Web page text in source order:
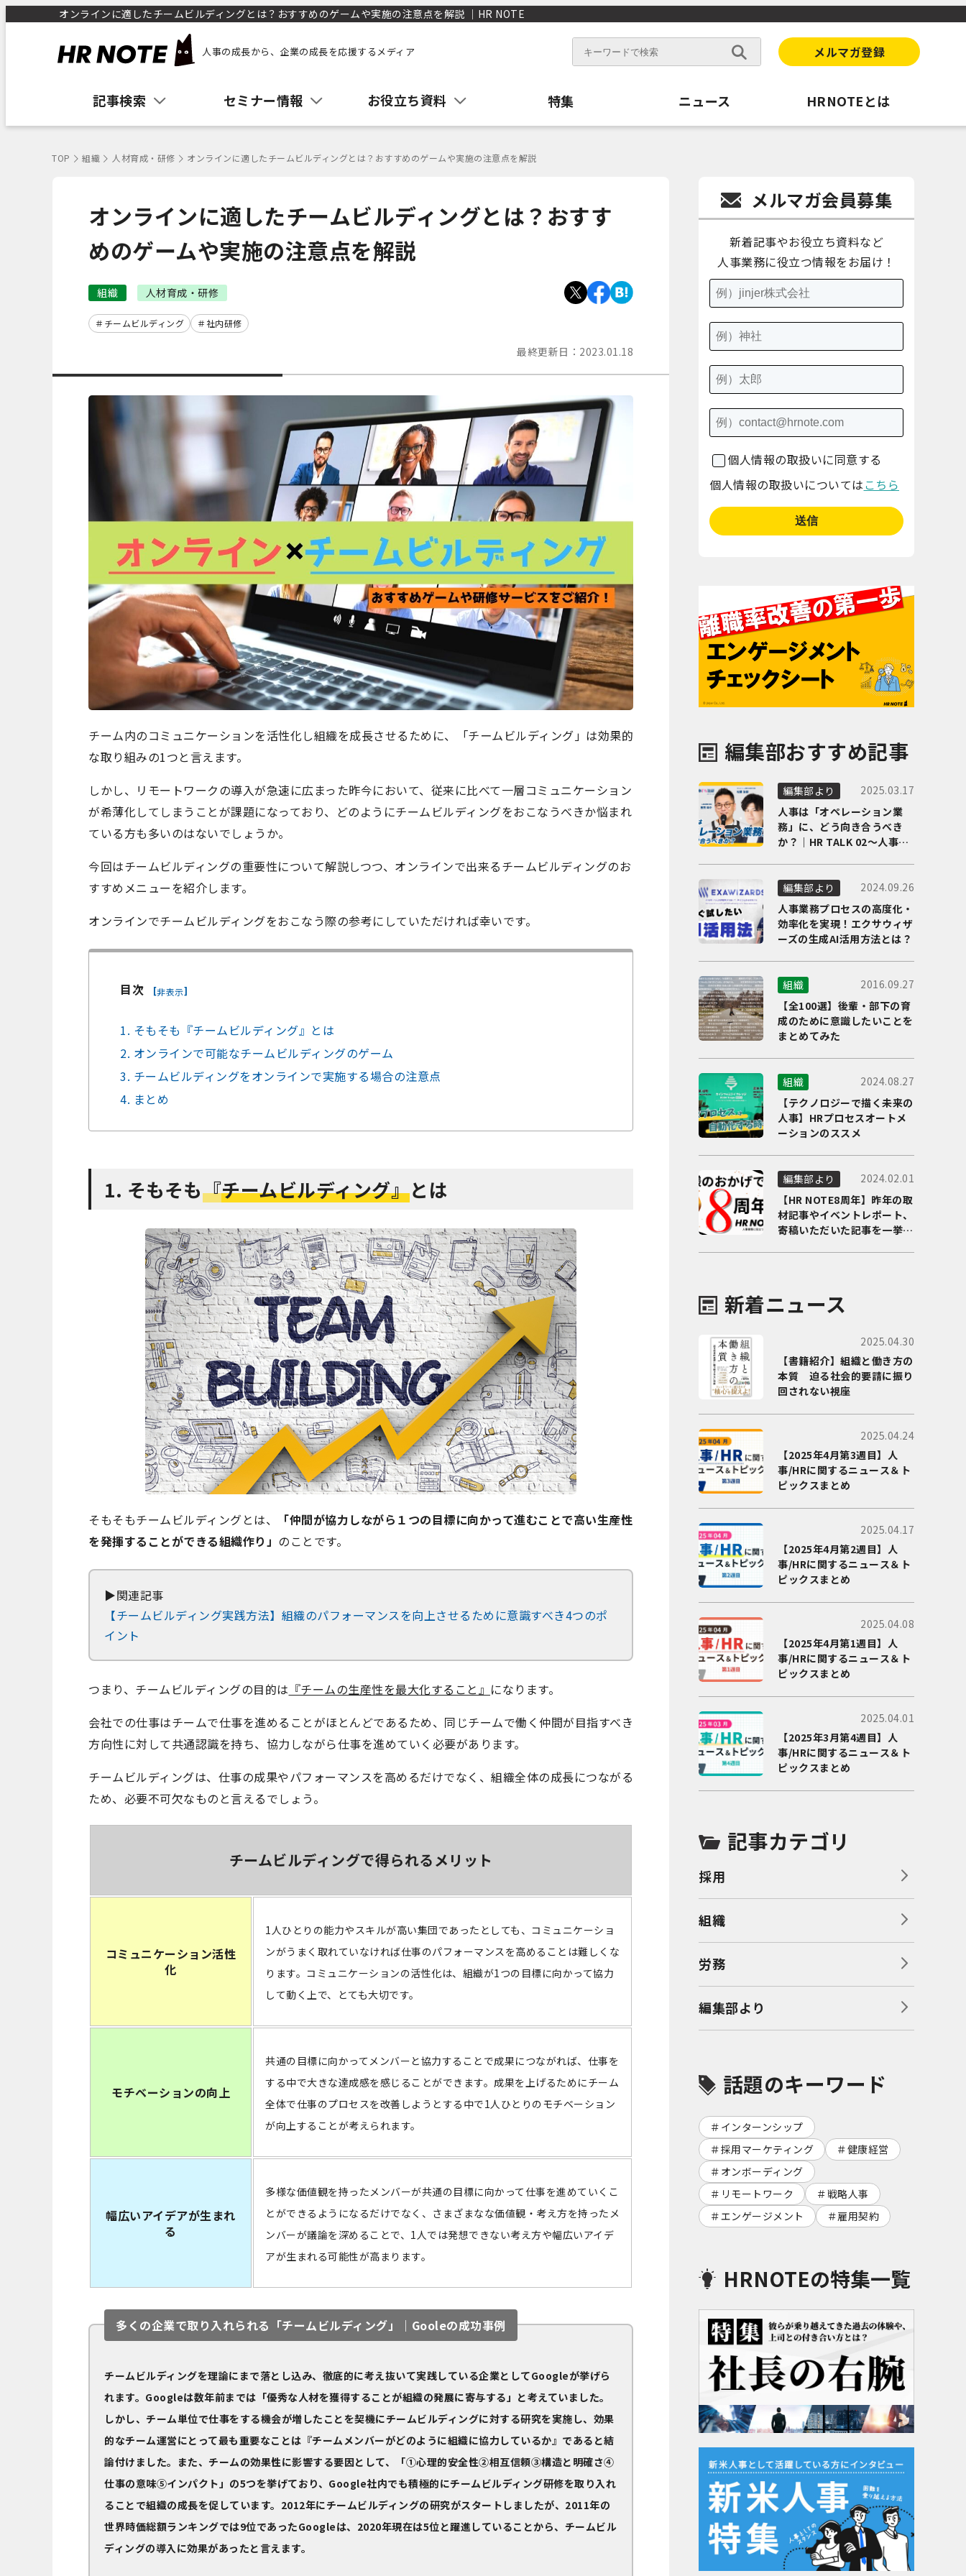
オンラインに適したチームビルディングとは？おすすめのゲームや実施の注意点を解説 ｜HR NOTE
人事の成長から、企業の成長を応援するメディア メルマガ登録
記事検索 セミナー情報 お役立ち資料 特集 ニュース HRNOTEとは
TOP 組織 人材育成・研修 オンラインに適したチームビルディングとは？おすすめのゲームや実施の注意点を解説
オンラインに適したチームビルディングとは？おすす
めのゲームや実施の注意点を解説
組織 人材育成・研修
チームビルディング 社内研修
最終更新日： 2023.01.18
チーム内のコミュニケーションを活性化し組織を成長させるために、
「チームビルディング」は効果的
な取り組みの1つと言えます。
しかし、リモートワークの導入が急速に広まった昨今において、従来に比べて一層コミュニケーション
が希薄化してしまうことが課題になっており、どのようにチームビルディングをおこなうべきか悩まれ
ている方も多いのはないでしょうか。
今回はチームビルディングの重要性について解説しつつ、オンラインで出来るチームビルディングのお
すすめメニューを紹介します。
オンラインでチームビルディングをおこなう際の参考にしていただければ幸いです。
目次 [非表示]
1. そもそも『チームビルディング』とは
2. オンラインで可能なチームビルディングのゲーム
3. チームビルディングをオンラインで実施する場合の注意点
4. まとめ
1. そもそも『チームビルディング』とは
そもそもチームビルディングとは、
「仲間が協力しながら１つの目標に向かって進むことで高い生産性
を発揮することができる組織作り」 のことです。
▶関連記事
【チームビルディング実践方法】組織のパフォーマンスを向上させるために意識すべき4つのポ
イント
つまり、チームビルディングの目的は 『チームの生産性を最大化すること』 になります。
会社での仕事はチームで仕事を進めることがほとんどであるため、同じチームで働く仲間が目指すべき
方向性に対して共通認識を持ち、協力しながら仕事を進めていく必要があります。
チームビルディングは、仕事の成果やパフォーマンスを高めるだけでなく、組織全体の成長につながる
ため、必要不可欠なものと言えるでしょう。
チームビルディングで得られるメリット
コミュニケーション活性
化
1人ひとりの能力やスキルが高い集団であったとしても、コミュニケーショ
ンがうまく取れていなければ仕事のパフォーマンスを高めることは難しくな
ります。コミュニケーションの活性化は、組織が1つの目標に向かって協力
して動く上で、とても大切です。
モチベーションの向上
共通の目標に向かってメンバーと協力することで成果につながれば、仕事を
する中で大きな達成感を感じることができます。成果を上げるためにチーム
全体で仕事のプロセスを改善しようとする中で1人ひとりのモチベーション
が向上することが考えられます。
幅広いアイデアが生まれ
る
多様な価値観を持ったメンバーが共通の目標に向かって仕事を進めていくこ
とができるようになるだけでなく、さまざまなな価値観・考え方を持ったメ
ンバーが議論を深めることで、1人では発想できない考え方や幅広いアイデ
アが生まれる可能性が高まります。
多くの企業で取り入れられる「チームビルディング」｜Gooleの成功事例
チームビルディングを理論にまで落とし込み、徹底的に考え抜いて実践している企業としてGoogleが挙げら
れます。Googleは数年前までは「優秀な人材を獲得することが組織の発展に寄与する」と考えていました。
しかし、チーム単位で仕事をする機会が増したことを契機にチームビルディングに対する研究を実施し、効果
的なチーム運営にとって最も重要なことは『チームメンバーがどのように組織に協力しているか』であると結
論付けました。また、チームの効果性に影響する要因として、「①心理的安全性②相互信頼③構造と明確さ④
仕事の意味⑤インパクト」の5つを挙げており、Google社内でも積極的にチームビルディング研修を取り入れ
ることで組織の成長を促しています。2012年にチームビルディングの研究がスタートしましたが、2011年の
世界時価総額ランキングでは9位であったGoogleは、2020年現在は5位と躍進していることから、チームビル
ディングの導入に効果があったと言えます。
メルマガ会員募集
新着記事やお役立ち資料など
人事業務に役立つ情報をお届け！
個人情報の取扱いに同意する
個人情報の取扱いについては こちら
編集部おすすめ記事
編集部より
2025.03.17
人事は「オペレーション業
務」に、どう向き合うべき
か？｜HR TALK 02～人事DX
編集部より
2024.09.26
人事業務プロセスの高度化・
効率化を実現！エクサウィザ
ーズの生成AI活用方法とは？
組織
2016.09.27
【全100選】後輩・部下の育
成のために意識したいことを
まとめてみた
組織
2024.08.27
【テクノロジーで描く未来の
人事】HRプロセスオートメ
ーションのススメ
編集部より
2024.02.01
【HR NOTE8周年】昨年の取
材記事やイベントレポート、
寄稿いただいた記事を一挙に
新着ニュース
2025.04.30
【書籍紹介】組織と働き方の
本質 迫る社会的要請に振り
回されない視座
2025.04.24
【2025年4月第3週目】人
事/HRに関するニュース＆ト
ピックスまとめ
2025.04.17
【2025年4月第2週目】人
事/HRに関するニュース＆ト
ピックスまとめ
2025.04.08
【2025年4月第1週目】人
事/HRに関するニュース＆ト
ピックスまとめ
2025.04.01
【2025年3月第4週目】人
事/HRに関するニュース＆ト
ピックスまとめ
記事カテゴリ
採用
組織
労務
編集部より
話題のキーワード
インターンシップ
採用マーケティング
健康経営
オンボーディング
リモートワーク
戦略人事
エンゲージメント
雇用契約
HRNOTEの特集一覧